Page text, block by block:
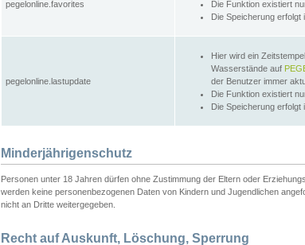
pegelonline.favorites
Die Funktion existiert
Die Speicherung erfolgt
pegelonline.lastupdate
Hier wird ein
Wasserstände auf
der Benutzer immer
Die Funktion existiert
Die Speicherung erfolgt
Minderjährigenschutz
Personen unter 18 Jahren dürfen ohne Zustimmung der Eltern oder
werden keine personenbezogenen Daten von Kindern und Jugendlichen
nicht an Dritte weitergegeben.
Recht auf Auskunft, Löschung, Sperrung